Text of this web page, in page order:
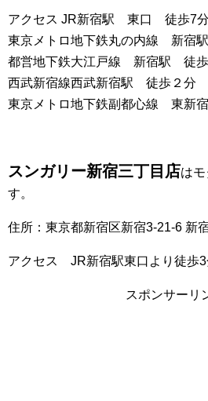
アクセス JR新宿駅 東口 徒歩7分
東京メトロ地下鉄丸の内線 新宿
都営地下鉄大江戸線 新宿駅 徒
西武新宿線西武新宿駅 徒歩２分
東京メトロ地下鉄副都心線 東新
スンガリー新宿三丁目店は
す。
住所：東京都新宿区新宿3-21-6 新
アクセス JR新宿駅東口より徒歩3
スポンサーリ